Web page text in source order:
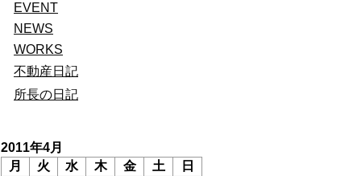
EVENT
NEWS
WORKS
不動産日記
所長の日記
2011年4月
月
火 水 木 金 土 日